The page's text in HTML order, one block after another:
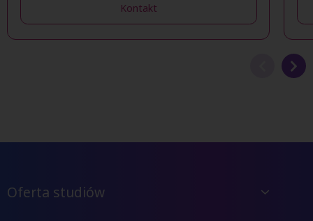
Kontakt
Oferta studiów